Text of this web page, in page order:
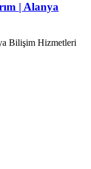
| Alanya
Bilişim Hizmetleri